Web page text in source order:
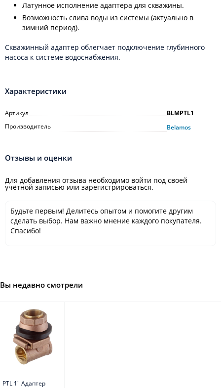
Латунное исполнение адаптера для скважины.
Возможность слива воды из системы (актуально в
зимний период).
Скважинный адаптер облегчает подключение глубинного
насоса к системе водоснабжения.
Характеристики
Артикул
BLMPTL1
Производитель
Belamos
Отзывы и оценки
Для добавления отзыва необходимо войти под своей
учётной записью или зарегистрироваться.
Будьте первым! Делитесь опытом и помогите другим
сделать выбор. Нам важно мнение каждого покупателя.
Спасибо!
Вы недавно смотрели
PTL 1" Адаптер